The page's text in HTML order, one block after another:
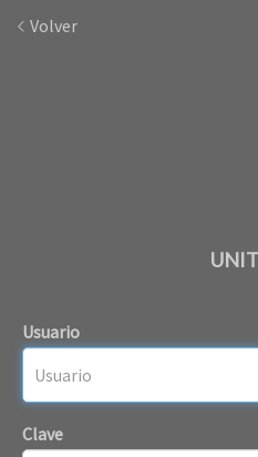
Volver
Usuario
Clave